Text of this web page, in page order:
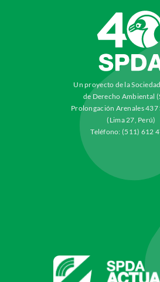
Un proyecto de la
de Derecho Ambiental
Prolongación Arenales 437
(Lima 27, Perú)
Teléfono: (511) 612